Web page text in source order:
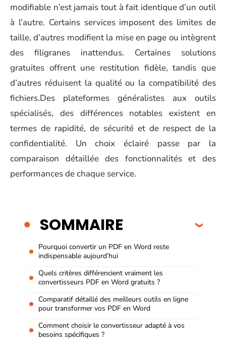
modifiable n’est jamais tout à fait identique d’un outil
à l’autre. Certains services imposent des limites de
taille, d’autres modifient la mise en page ou intègrent
des filigranes inattendus. Certaines solutions
gratuites offrent une restitution fidèle, tandis que
d’autres réduisent la qualité ou la compatibilité des
fichiers.Des plateformes généralistes aux outils
spécialisés, des différences notables existent en
termes de rapidité, de sécurité et de respect de la
confidentialité. Un choix éclairé passe par la
comparaison détaillée des fonctionnalités et des
performances de chaque service.
SOMMAIRE
Pourquoi convertir un PDF en Word reste
indispensable aujourd’hui
Quels critères différencient vraiment les
convertisseurs PDF en Word gratuits ?
Comparatif détaillé des meilleurs outils en ligne
pour transformer vos PDF en Word
Comment choisir le convertisseur adapté à vos
besoins spécifiques ?